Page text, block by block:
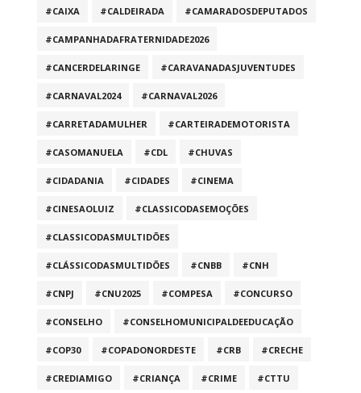
#CAIXA #CALDEIRADA #CAMARADOSDEPUTADOS
#CAMPANHADAFRATERNIDADE2026
#CANCERDELARINGE #CARAVANADASJUVENTUDES
#CARNAVAL2024 #CARNAVAL2026
#CARRETADAMULHER #CARTEIRADEMOTORISTA
#CASOMANUELA #CDL #CHUVAS
#CIDADANIA #CIDADES #CINEMA
#CINESAOLUIZ #CLASSICODASEMOÇÕES
#CLASSICODASMULTIDÕES
#CLÁSSICODASMULTIDÕES #CNBB #CNH
#CNPJ #CNU2025 #COMPESA #CONCURSO
#CONSELHO #CONSELHOMUNICIPALDEEDUCAÇÃO
#COP30 #COPADONORDESTE #CRB #CRECHE
#CREDIAMIGO #CRIANÇA #CRIME #CTTU